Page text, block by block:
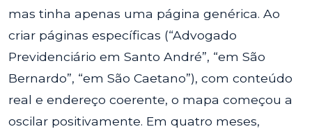
mas tinha apenas uma página genérica. Ao
criar páginas específicas (“Advogado
Previdenciário em Santo André”, “em São
Bernardo”, “em São Caetano”), com conteúdo
real e endereço coerente, o mapa começou a
oscilar positivamente. Em quatro meses,